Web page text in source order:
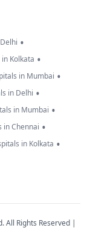
•
Kolkata •
in Mumbai •
in Delhi •
in Mumbai •
in Chennai •
in Kolkata •
All Rights Reserved |